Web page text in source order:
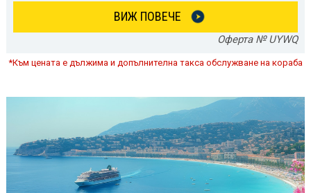
ВИЖ ПОВЕЧЕ
Оферта № UYWQ
*Към цената е дължима и допълнителна такса обслужване на кораба